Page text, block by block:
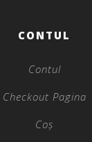
CONTUL
Contul
Checkout Pagina
Coș